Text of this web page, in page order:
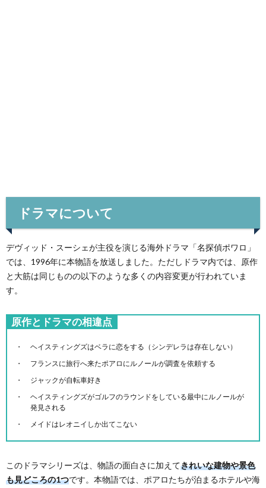
ドラマについて
デヴィッド・スーシェが主役を演じる海外ドラマ「名探偵ポワロ」
では、1996年に本物語を放送しました。ただしドラマ内では、原作
と大筋は同じものの以下のような多くの内容変更が行われていま
す。
原作とドラマの相違点
ヘイスティングズはベラに恋をする（シンデレラは存在しない）
フランスに旅行へ来たポアロにルノールが調査を依頼する
ジャックが自転車好き
ヘイスティングズがゴルフのラウンドをしている最中にルノールが
発見される
メイドはレオニイしか出てこない
このドラマシリーズは、物語の面白さに加えてきれいな建物や景色
も見どころの1つです。本物語では、ポアロたちが泊まるホテルや海